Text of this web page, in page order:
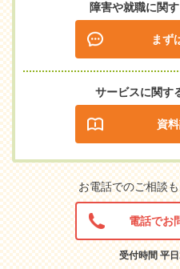
障害や就職に関
まず
サービスに関す
資
お電話でのご相談
電話でお
受付時間 平